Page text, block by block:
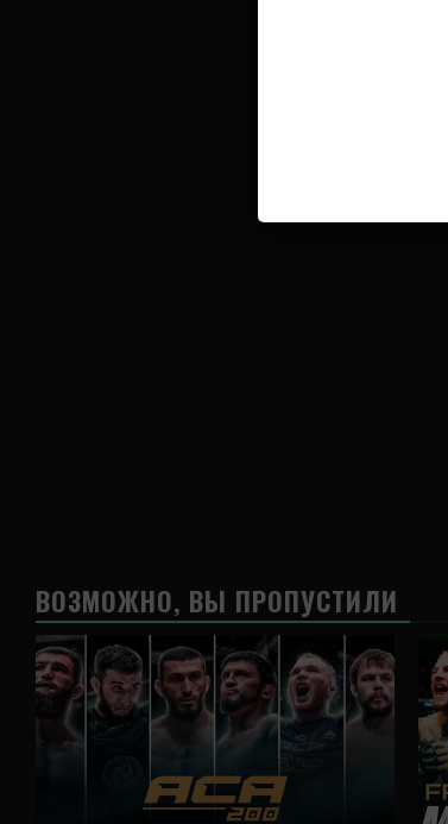
ВОЗМОЖНО, ВЫ ПРОПУСТИЛИ